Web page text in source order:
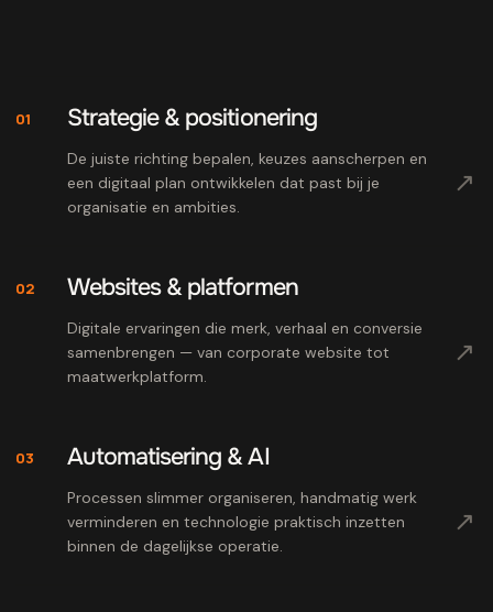
01 Strategie & positionering
De juiste richting bepalen, keuzes aanscherpen en
een digitaal plan ontwikkelen dat past bij je
organisatie en ambities.
↗
02 Websites & platformen
Digitale ervaringen die merk, verhaal en conversie
samenbrengen — van corporate website tot
maatwerkplatform.
↗
03 Automatisering & AI
Processen slimmer organiseren, handmatig werk
verminderen en technologie praktisch inzetten
binnen de dagelijkse operatie.
↗